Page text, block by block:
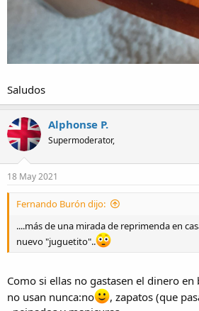
Saludos
Alphonse P.
Supermoderator,
18 May 2021
Fernando Burón dijo:
....más de una mirada de reprimenda en
nuevo "juguetito"..
Como si ellas no gastasen el dinero
no usan nunca:no
, zapatos (que